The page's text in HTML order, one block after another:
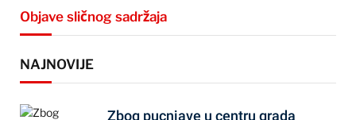
Objave sličnog sadržaja
NAJNOVIJE
Zbog pucnjave u centru grada